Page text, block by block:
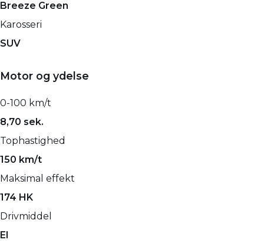
Breeze Green
Karosseri
SUV
Motor og ydelse
0-100 km/t
8,70 sek.
Tophastighed
150 km/t
Maksimal effekt
174 HK
Drivmiddel
El